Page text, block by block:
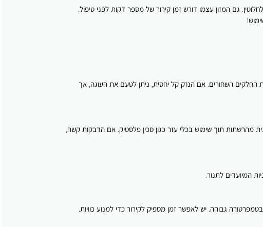
לחלוטין. גם המזון עצמו דורש זמן קירור של מספר דקות לפני טיפול.
החלקים השחורים. אם הנזק קל יחסית, ניתן לטעם את העוגה, אך
מהרשתות תוך שימוש בכלי עזר כגון סכין פלסטיק. אם הדבקות קשה,
המיועדים לתנור.